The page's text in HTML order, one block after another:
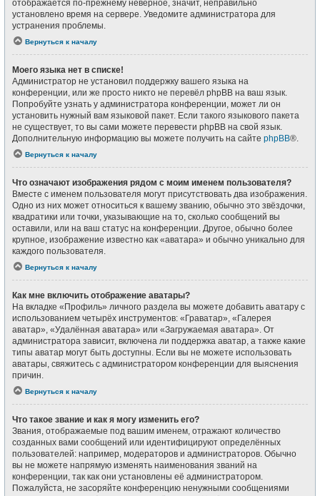
отображается по-прежнему неверное, значит, неправильно
установлено время на сервере. Уведомите администратора для
устранения проблемы.
Вернуться к началу
Моего языка нет в списке!
Администратор не установил поддержку вашего языка на
конференции, или же просто никто не перевёл phpBB на ваш язык.
Попробуйте узнать у администратора конференции, может ли он
установить нужный вам языковой пакет. Если такого языкового пакета
не существует, то вы сами можете перевести phpBB на свой язык.
Дополнительную информацию вы можете получить на сайте phpBB®.
Вернуться к началу
Что означают изображения рядом с моим именем пользователя?
Вместе с именем пользователя могут присутствовать два изображения.
Одно из них может относиться к вашему званию, обычно это звёздочки,
квадратики или точки, указывающие на то, сколько сообщений вы
оставили, или на ваш статус на конференции. Другое, обычно более
крупное, изображение известно как «аватара» и обычно уникально для
каждого пользователя.
Вернуться к началу
Как мне включить отображение аватары?
На вкладке «Профиль» личного раздела вы можете добавить аватару с
использованием четырёх инструментов: «Граватар», «Галерея
аватар», «Удалённая аватара» или «Загружаемая аватара». От
администратора зависит, включена ли поддержка аватар, а также какие
типы аватар могут быть доступны. Если вы не можете использовать
аватары, свяжитесь с администратором конференции для выяснения
причин.
Вернуться к началу
Что такое звание и как я могу изменить его?
Звания, отображаемые под вашим именем, отражают количество
созданных вами сообщений или идентифицируют определённых
пользователей: например, модераторов и администраторов. Обычно
вы не можете напрямую изменять наименования званий на
конференции, так как они установлены её администратором.
Пожалуйста, не засоряйте конференцию ненужными сообщениями